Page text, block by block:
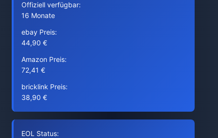
Offiziell verfügbar:
16 Monate
ebay Preis:
44,90 €
Amazon Preis:
72,41 €
bricklink Preis:
38,90 €
EOL Status: